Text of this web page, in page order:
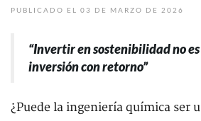
PUBLICADO EL 03 DE MARZO DE 2026
“Invertir en sostenibilidad no es
inversión con retorno”
¿Puede la ingeniería química ser